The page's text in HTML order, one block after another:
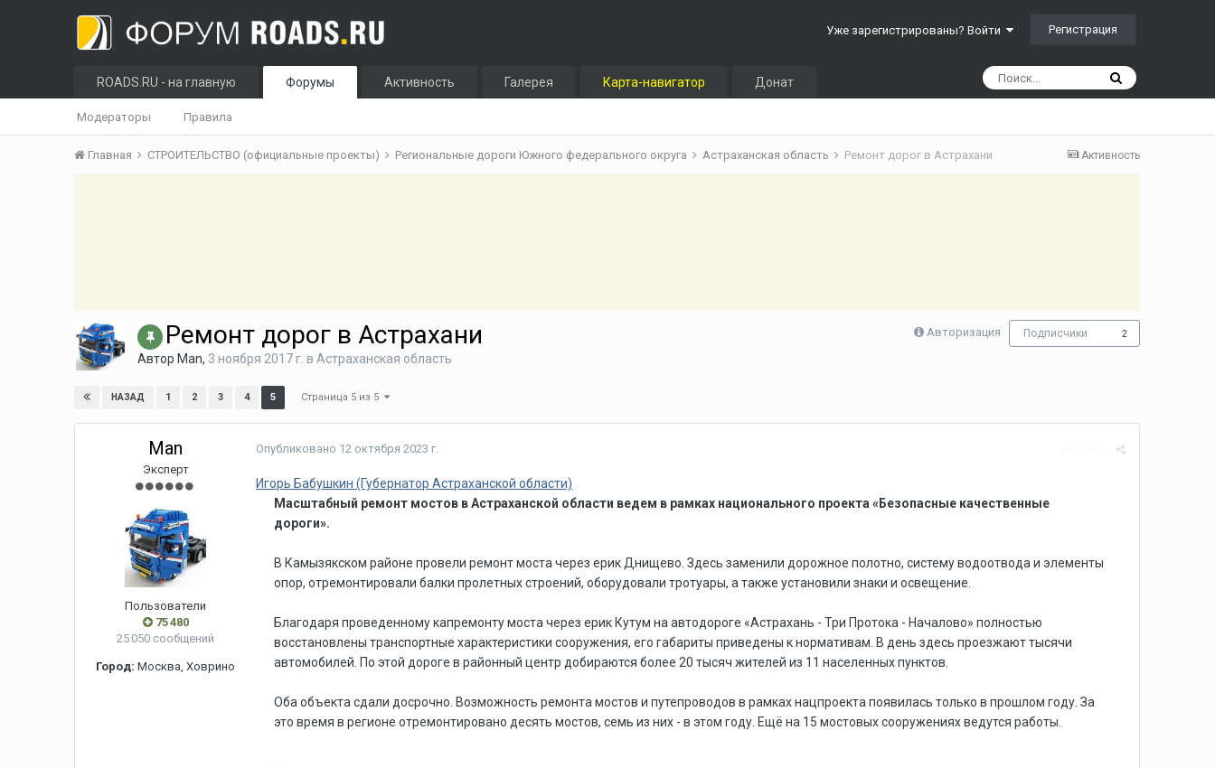
Уже зарегистрированы? Войти Регистрация
ROADS.RU - на главную Форумы
Модераторы Правила
Активность Галерея Карта-навигатор Донат
Активность
Главная СТРОИТЕЛЬСТВО (официальные проекты) Региональные дороги Южного федерального округа Астраханская область Ремонт дорог в Астрахани
Авторизация Подписчики 2
Ремонт дорог в Астрахани
Автор Man, 3 ноября 2017 г. в Астраханская область
НАЗАД 1 2 3 4 5 Страница 5 из 5
Man
Эксперт
Пользователи
75 480
25 050 сообщений
Город: Москва, Ховрино
Опубликовано 12 октября 2023 г.
Игорь Бабушкин (Губернатор Астраханской области)
Масштабный ремонт мостов в Астраханской области ведем в рамках национального проекта «Безопасные качественные
дороги».
В Камызякском районе провели ремонт моста через ерик Днищево. Здесь заменили дорожное полотно, систему водоотвода и элементы
опор, отремонтировали балки пролетных строений, оборудовали тротуары, а также установили знаки и освещение.
Благодаря проведенному капремонту моста через ерик Кутум на автодороге «Астрахань - Три Протока - Началово» полностью
восстановлены транспортные характеристики сооружения, его габариты приведены к нормативам. В день здесь проезжают тысячи
автомобилей. По этой дороге в районный центр добираются более 20 тысяч жителей из 11 населенных пунктов.
Оба объекта сдали досрочно. Возможность ремонта мостов и путепроводов в рамках нацпроекта появилась только в прошлом году. За
это время в регионе отремонтировано десять мостов, семь из них - в этом году. Ещё на 15 мостовых сооружениях ведутся работы.